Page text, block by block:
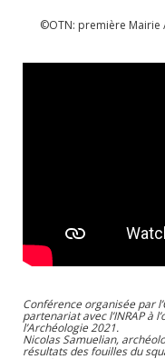
©OTN: première Mairie
Conférence organisée par
partenariat avec l’INRAP à
l’Archéologie 2021.
Nicolas Samuelian,
résultats des fouilles du